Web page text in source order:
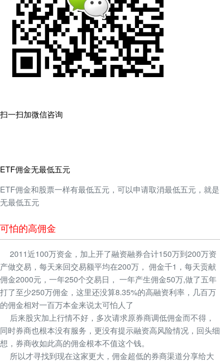
扫一扫加微信咨询
ETF佣金无最低五元
ETF佣金和股票一样有最低五元，可以申请取消最低五元，就是
无最低五元
可怕的高佣金
2011近100万资金，加上开了融资融券合计150万到200万资
产做交易，每天来回交易额平均在200万， 佣金千1，每天贡献
佣金2000元，一年250个交易日， 一年产生佣金50万,做了五年
打了至少250万佣金，这里还没算8.35%的高融资利率，几百万
的佣金相对一百万本金来说太可怕人了
后来股灾加上行情不好，多次请求原券商调低佣金而不得，
同时券商也根本没有服务，更没有提示融资高风险情况，回头细
想，券商收如此高的佣金根本不值这个钱。
所以才寻找到现在这家更大，佣金超低的券商渠道分享给大